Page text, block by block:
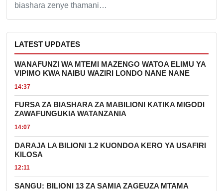
biashara zenye thamani…
LATEST UPDATES
WANAFUNZI WA MTEMI MAZENGO WATOA ELIMU YA
VIPIMO KWA NAIBU WAZIRI LONDO NANE NANE
14:37
FURSA ZA BIASHARA ZA MABILIONI KATIKA MIGODI
ZAWAFUNGUKIA WATANZANIA
14:07
DARAJA LA BILIONI 1.2 KUONDOA KERO YA USAFIRI
KILOSA
12:11
SANGU: BILIONI 13 ZA SAMIA ZAGEUZA MTAMA